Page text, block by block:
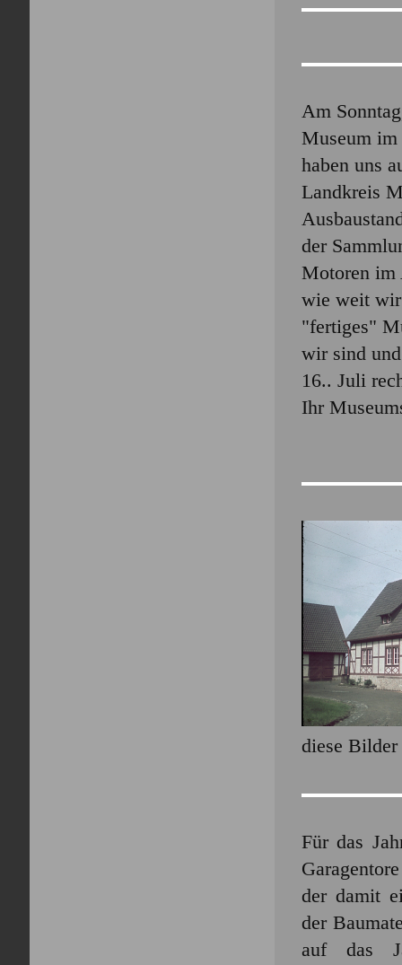
Am
Museum
haben uns
Landkreis
der
Motoren im
wie weit wir
"fertiges"
wir sind
16.. Juli
Ihr
diese Bilder
Für das
der damit
der
auf das